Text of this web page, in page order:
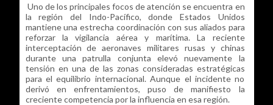
Uno de los principales focos de atención se encuentra en
la región del Indo-Pacífico, donde Estados Unidos
mantiene una estrecha coordinación con sus aliados para
reforzar la vigilancia aérea y marítima. La reciente
interceptación de aeronaves militares rusas y chinas
durante una patrulla conjunta elevó nuevamente la
tensión en una de las zonas consideradas estratégicas
para el equilibrio internacional. Aunque el incidente no
derivó en enfrentamientos, puso de manifiesto la
creciente competencia por la influencia en esa región.